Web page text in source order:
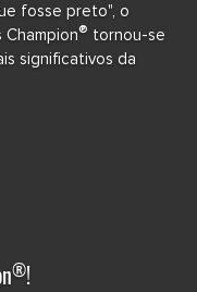
fosse preto", o
Champion® tornou-se
significativos da
®!